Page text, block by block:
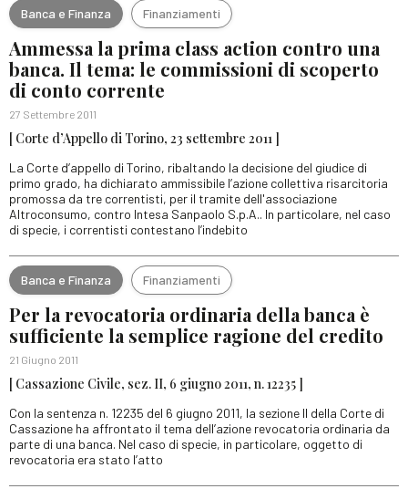
Banca e Finanza Finanziamenti
Ammessa la prima class action contro una
banca. Il tema: le commissioni di scoperto
di conto corrente
27 Settembre 2011
[ Corte d’Appello di Torino, 23 settembre 2011 ]
La Corte d’appello di Torino, ribaltando la decisione del giudice di
primo grado, ha dichiarato ammissibile l’azione collettiva risarcitoria
promossa da tre correntisti, per il tramite dell'associazione
Altroconsumo, contro Intesa Sanpaolo S.p.A.. In particolare, nel caso
di specie, i correntisti contestano l’indebito
Banca e Finanza Finanziamenti
Per la revocatoria ordinaria della banca è
sufficiente la semplice ragione del credito
21 Giugno 2011
[ Cassazione Civile, sez. II, 6 giugno 2011, n. 12235 ]
Con la sentenza n. 12235 del 6 giugno 2011, la sezione II della Corte di
Cassazione ha affrontato il tema dell’azione revocatoria ordinaria da
parte di una banca. Nel caso di specie, in particolare, oggetto di
revocatoria era stato l’atto